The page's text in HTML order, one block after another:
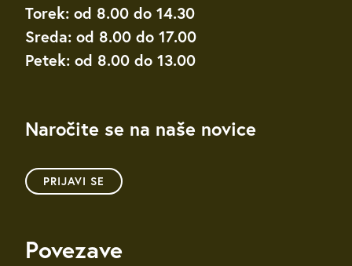
Torek: od 8.00 do 14.30
Sreda: od 8.00 do 17.00
Petek: od 8.00 do 13.00
Naročite se na naše novice
PRIJAVI SE
Povezave